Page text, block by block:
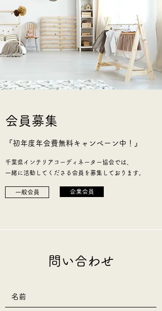
会員募集
『​初年度年会費無料キャンペーン中！』
千葉県インテリアコーディネーター協会では、
一緒に活動してくださる会員を募集しております。
一般会員 企業会員
問い合わせ